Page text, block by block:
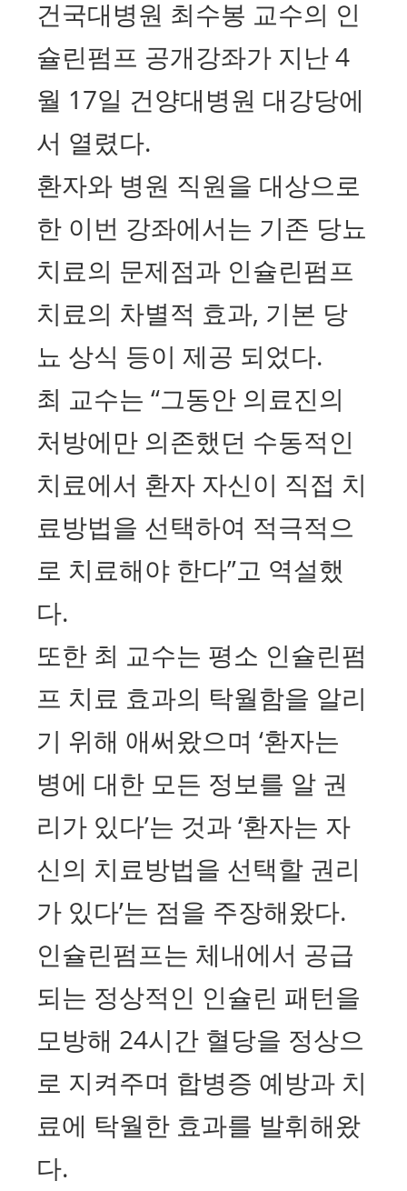
건국대병원 최수봉 교수의 인
슐린펌프 공개강좌가 지난 4
월 17일 건양대병원 대강당에
서 열렸다.
환자와 병원 직원을 대상으로
한 이번 강좌에서는 기존 당뇨
치료의 문제점과 인슐린펌프
치료의 차별적 효과, 기본 당
뇨 상식 등이 제공 되었다.
최 교수는 “그동안 의료진의
처방에만 의존했던 수동적인
치료에서 환자 자신이 직접 치
료방법을 선택하여 적극적으
로 치료해야 한다”고 역설했
다.
또한 최 교수는 평소 인슐린펌
프 치료 효과의 탁월함을 알리
기 위해 애써왔으며 ‘환자는
병에 대한 모든 정보를 알 권
리가 있다’는 것과 ‘환자는 자
신의 치료방법을 선택할 권리
가 있다’는 점을 주장해왔다.
인슐린펌프는 체내에서 공급
되는 정상적인 인슐린 패턴을
모방해 24시간 혈당을 정상으
로 지켜주며 합병증 예방과 치
료에 탁월한 효과를 발휘해왔
다.